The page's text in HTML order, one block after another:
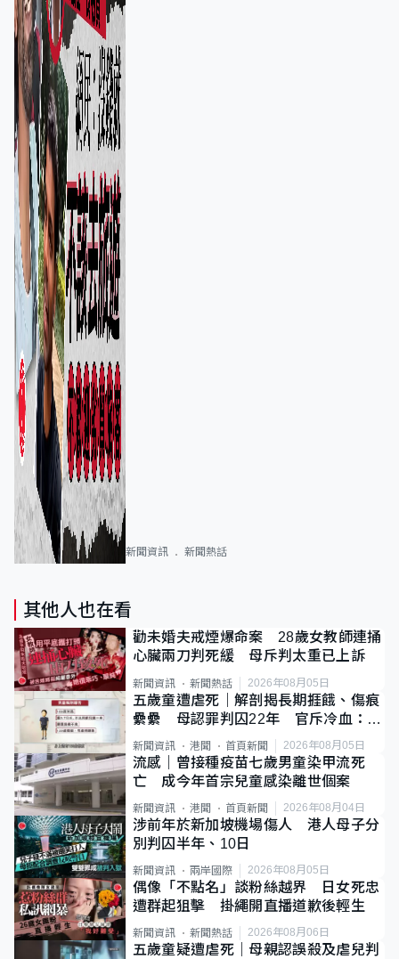
新聞資訊 新聞熱話
其他人也在看
勸未婚夫戒煙爆命案 28歲女教師連捅
心臟兩刀判死緩 母斥判太重已上訴
新聞資訊 新聞熱話 2026年08月05日
五歲童遭虐死｜解剖揭長期捱餓、傷痕
纍纍 母認罪判囚22年 官斥冷血：同
類案最惡劣
新聞資訊 港聞 首頁新聞 2026年08月05日
流感｜曾接種疫苗七歲男童染甲流死
亡 成今年首宗兒童感染離世個案
新聞資訊 港聞 首頁新聞 2026年08月04日
涉前年於新加坡機場傷人 港人母子分
別判囚半年、10日
新聞資訊 兩岸國際 2026年08月05日
偶像「不點名」談粉絲越界 日女死忠
遭群起狙擊 掛繩開直播道歉後輕生
新聞資訊 新聞熱話 2026年08月06日
五歲童疑遭虐死｜母親認誤殺及虐兒判